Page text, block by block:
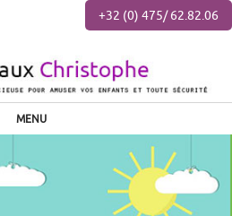
+32 (0) 475/ 62.82.06
MENU